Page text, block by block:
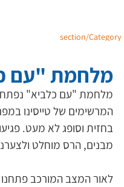
מלחמת "עם כלביא" נפתח
המרשימים של טייסינו
בחזית וסופג לא מעט.
מבנים, הרס מוחלט
לאור המצב המורכב
מלחמת "עם
section/Category